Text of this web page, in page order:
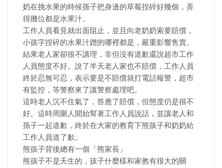
奶在挑水果的時候孫子把身邊的草莓捏碎好幾個，弄
得攤位都是水果汁。
工作人員看見就出面阻止，並且向老奶奶索要賠償，
小孩字捏碎的水果汁蹭的哪裡都是，嚴重影響售賣。
結果老人家卻很不講理，非但沒有道歉還說超市工作
人員態度不好。說了半天老人家也不賠償，工作人員
終於忍無可忍，表示要是不賠償就打電話報警，超市
有監控，等警察來了讓警察處理吧。
這時老人沉不住氣了，答應了賠償，但態度仍是很不
好。這時周圍人開始幫著工作人員說話，並讓老人和
孫子一起道歉，終於在大家的教育下熊孩子和奶奶給
工作人員道了歉。
熊孩子背後總有一個「熊家長」
熊孩子不是天生的，孩子什麼樣和家教有很大的關